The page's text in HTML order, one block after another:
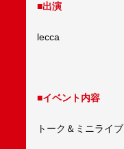
■出演
lecca
■イベント内容
トーク＆ミニライブ